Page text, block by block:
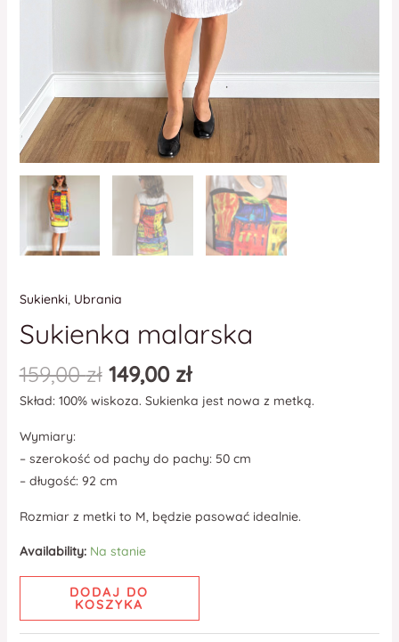
Sukienki, Ubrania
Sukienka malarska
159,00zł 149,00 zł
Skład: 100% wiskoza. Sukienka jest nowa z metką.
Wymiary:
– szerokość od pachy do pachy: 50 cm
– długość: 92 cm
Rozmiar z metki to M, będzie pasować idealnie.
Availability: Na stanie
DODAJ DO
KOSZYKA